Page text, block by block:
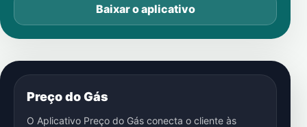
Baixar o aplicativo
Preço do Gás
O Aplicativo Preço do Gás conecta o cliente às